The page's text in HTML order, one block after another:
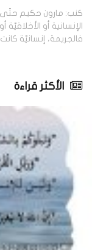
كنب: مارون حكيم حتّى
الإنسانية أو
فالجريمة، إنسانيّة
الأكثر قراءة